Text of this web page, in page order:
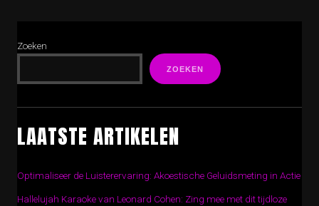
Zoeken
ZOEKEN
LAATSTE ARTIKELEN
Optimaliseer de Luisterervaring: Akoestische Geluidsmeting in Actie
Hallelujah Karaoke van Leonard Cohen: Zing mee met dit tijdloze